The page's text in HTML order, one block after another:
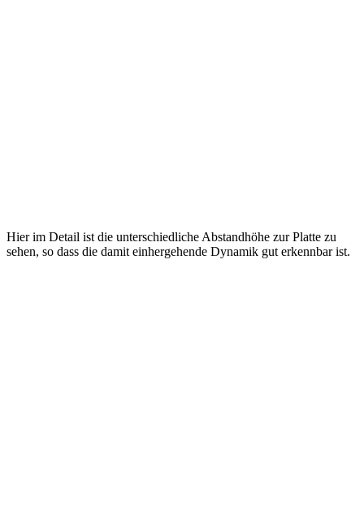
Hier im Detail ist die unterschiedliche Abstandhöhe zur Platte zu
sehen, so dass die damit einhergehende Dynamik gut erkennbar ist.